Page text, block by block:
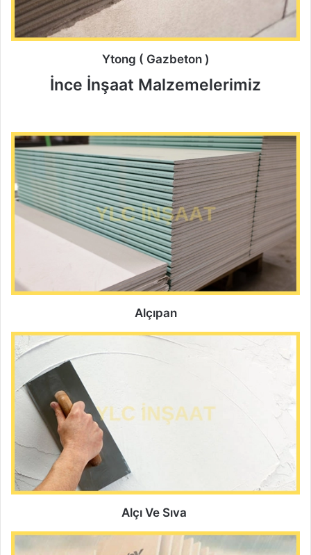
Ytong ( Gazbeton )
İnce İnşaat Malzemelerimiz
Alçıpan
Alçı Ve Sıva